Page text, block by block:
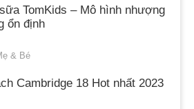
TomKids – Mô hình nhượng
ổn định
& Bé
Cambridge 18 Hot nhất 2023